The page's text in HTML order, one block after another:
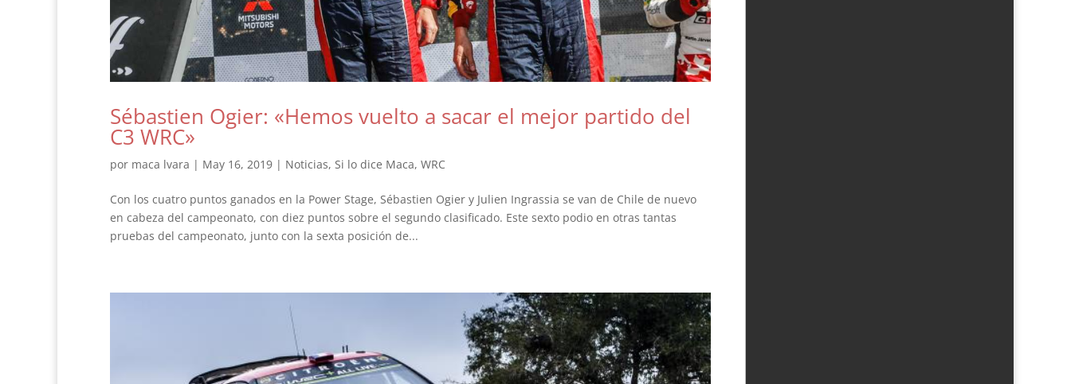
Sébastien Ogier: «Hemos vuelto a sacar el mejor partido del
C3 WRC»
por maca lvara | May 16, 2019 | Noticias, Si lo dice Maca, WRC
Con los cuatro puntos ganados en la Power Stage, Sébastien Ogier y Julien Ingrassia se van de Chile de nuevo
en cabeza del campeonato, con diez puntos sobre el segundo clasificado. Este sexto podio en otras tantas
pruebas del campeonato, junto con la sexta posición de...